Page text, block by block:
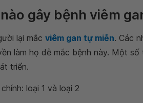
gây bệnh viêm
lại mắc viêm gan tự miễn. Các
làm họ dễ mắc bệnh này. Một
triển.
loại 1 và loại 2